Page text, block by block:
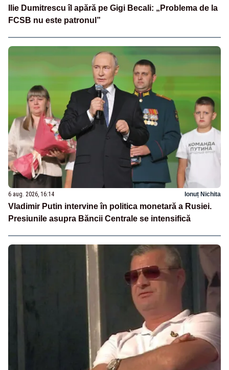
Ilie Dumitrescu îl apără pe Gigi Becali: „Problema de la
FCSB nu este patronul”
6 aug. 2026, 16:14 Ionuț Nichita
Vladimir Putin intervine în politica monetară a Rusiei.
Presiunile asupra Băncii Centrale se intensifică